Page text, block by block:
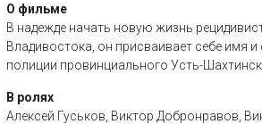
О фильме
В надежде начать новую жизнь
Владивостока, он присваивает себе имя
полиции провинциального Усть-
В ролях
Алексей Гуськов, Виктор Добронравов,